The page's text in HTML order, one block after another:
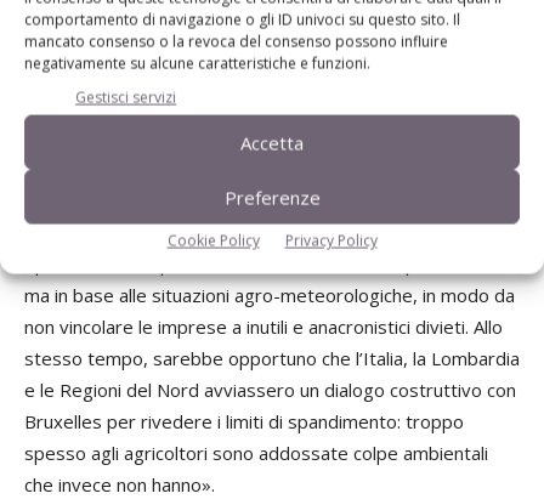
comportamento di navigazione o gli ID univoci su questo sito. Il
mancato consenso o la revoca del consenso possono influire
negativamente su alcune caratteristiche e funzioni.
Gestisci servizi
Accetta
Preferenze
Cookie Policy Privacy Policy
dall’eccesso di precipitazioni che hanno caratterizzato i
mesi di ottobre e novembre.” Così Sandro Cappellini,
vicepresidente nazionale di Cai e coordinatore per la
Lombardia. «Il provvedimento riguarda da vicino il settore
agromeccanico, responsabile ormai di più del 60% delle
operazioni di spandimento degli effluenti e ora sarebbe
opportuno prevedere, come ha suggerito Regione
Lombardia nel proprio Piano Nitrati, la possibilità di
ma in base alle situazioni agro-meteorologiche, in modo da
non vincolare le imprese a inutili e anacronistici divieti. Allo
stesso tempo, sarebbe opportuno che l’Italia, la Lombardia
e le Regioni del Nord avviassero un dialogo costruttivo con
Bruxelles per rivedere i limiti di spandimento: troppo
spesso agli agricoltori sono addossate colpe ambientali
che invece non hanno».